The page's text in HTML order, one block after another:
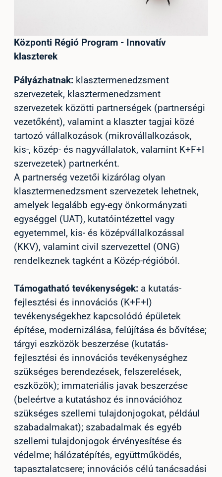
Központi Régió Program - Innovatív
klaszterek
Pályázhatnak: klasztermenedzsment
szervezetek, klasztermenedzsment
szervezetek közötti partnerségek (partnerségi
vezetőként), valamint a klaszter tagjai közé
tartozó vállalkozások (mikrovállalkozások,
kis-, közép- és nagyvállalatok, valamint K+F+I
szervezetek) partnerként.
A partnerség vezetői kizárólag olyan
klasztermenedzsment szervezetek lehetnek,
amelyek legalább egy-egy önkormányzati
egységgel (UAT), kutatóintézettel vagy
egyetemmel, kis- és középvállalkozással
(KKV), valamint civil szervezettel (ONG)
rendelkeznek tagként a Közép-régióból.
Támogatható tevékenységek: a kutatás-
fejlesztési és innovációs (K+F+I)
tevékenységekhez kapcsolódó épületek
építése, modernizálása, felújítása és bővítése;
tárgyi eszközök beszerzése (kutatás-
fejlesztési és innovációs tevékenységhez
szükséges berendezések, felszerelések,
eszközök); immateriális javak beszerzése
(beleértve a kutatáshoz és innovációhoz
szükséges szellemi tulajdonjogokat, például
szabadalmakat); szabadalmak és egyéb
szellemi tulajdonjogok érvényesítése és
védelme; hálózatépítés, együttműködés,
tapasztalatcsere; innovációs célú tanácsadási